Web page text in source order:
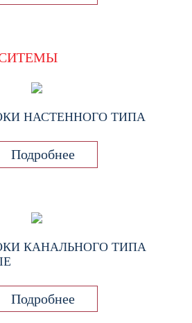
НАСТЕННОГО ТИПА
Подробнее
КАНАЛЬНОГО ТИПА
Подробнее